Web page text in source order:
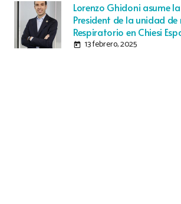
Lorenzo Ghidoni asume
President de la unidad
Respiratorio en Chiesi
today 13 febrero, 2025